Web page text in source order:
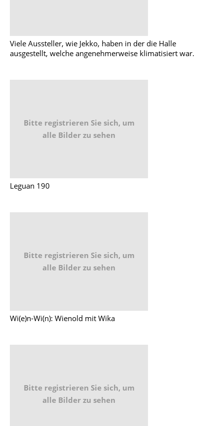
Viele Aussteller, wie Jekko, haben in der die Halle
ausgestellt, welche angenehmerweise klimatisiert war.
Bitte registrieren Sie sich, um
alle Bilder zu sehen
Leguan 190
Bitte registrieren Sie sich, um
alle Bilder zu sehen
Wi(e)n-Wi(n): Wienold mit Wika
Bitte registrieren Sie sich, um
alle Bilder zu sehen